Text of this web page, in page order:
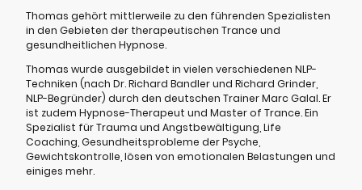
Thomas gehört mittlerweile zu den führenden Spezialisten
in den Gebieten der therapeutischen Trance und
gesundheitlichen Hypnose.
Thomas wurde ausgebildet in vielen verschiedenen NLP-
Techniken (nach Dr. Richard Bandler und Richard Grinder,
NLP-Begründer) durch den deutschen Trainer Marc Galal. Er
ist zudem Hypnose-Therapeut und Master of Trance. Ein
Spezialist für Trauma und Angstbewältigung, Life
Coaching, Gesundheitsprobleme der Psyche,
Gewichtskontrolle, lösen von emotionalen Belastungen und
einiges mehr.